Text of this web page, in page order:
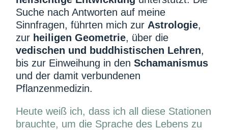
Suche nach Antworten auf meine
Sinnfragen, führten mich zur Astrologie,
zur heiligen Geometrie, über die
vedischen und buddhistischen Lehren,
bis zur Einweihung in denSchamanismus
und der damit verbundenen
Pflanzenmedizin.
Heute weiß ich, dass ich all diese Stationen
brauchte, um die Sprache des Lebens zu